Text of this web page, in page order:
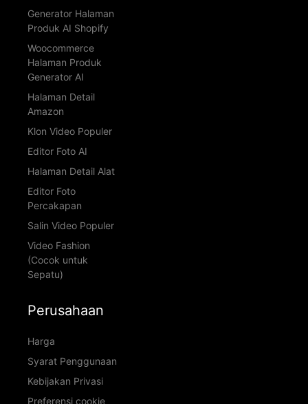
Generator Halaman
Produk AI Shopify
Woocommerce
Halaman Produk
Generator AI
Halaman Detail
Amazon
Klon Video Populer
Editor Foto AI
Halaman Detail Alat
Editor Foto
Percakapan
Salin Video Populer
Video Fashion
(Cocok untuk
Sepatu)
Perusahaan
Harga
Syarat Penggunaan
Kebijakan Privasi
Preferensi cookie